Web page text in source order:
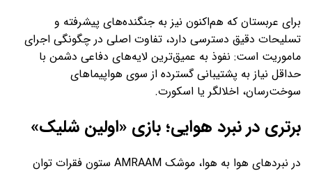
برای عربستان که هم‌اکنون نیز به جنگنده‌های پیشرفته و
تسلیحات دقیق دسترسی دارد، تفاوت اصلی در چگونگی اجرای
ماموریت است: نفوذ به عمیق‌ترین لایه‌های دفاعی دشمن با
حداقل نیاز به پشتیبانی گسترده از سوی هواپیماهای
سوخت‌رسان، اخلالگر یا اسکورت.
برتری در نبرد هوایی؛ بازی «اولین شلیک»
در نبردهای هوا به‌ هوا، موشک AMRAAM ستون فقرات توان